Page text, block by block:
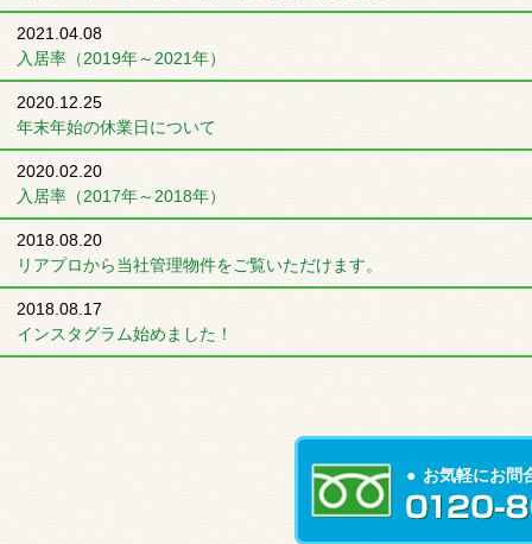
2021.04.08
入居率（2019年～2021年）
2020.12.25
年末年始の休業日について
2020.02.20
入居率（2017年～2018年）
2018.08.20
リアプロから当社管理物件をご覧いただけます。
2018.08.17
インスタグラム始めました！
お気軽にお問